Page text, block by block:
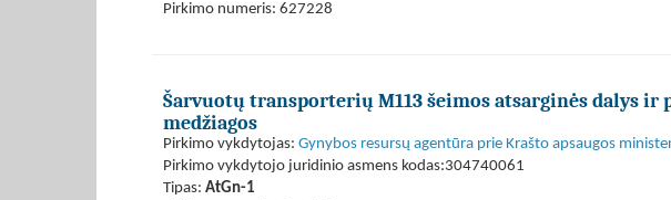
Pirkimo numeris: 627228
Šarvuotų transporterių M113 šeimos atsarginės dalys
medžiagos
Pirkimo vykdytojas: Gynybos resursų agentūra prie Krašto apsaugos
Pirkimo vykdytojo juridinio asmens kodas:304740061
Tipas: AtGn-1